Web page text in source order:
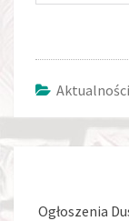
Aktualności
Ogłoszenia